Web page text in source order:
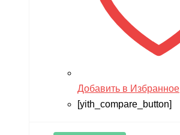
Добавить в Избранное
[yith_compare_button]